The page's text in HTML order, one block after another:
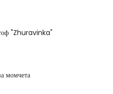
"Zhuravinka"
момчета